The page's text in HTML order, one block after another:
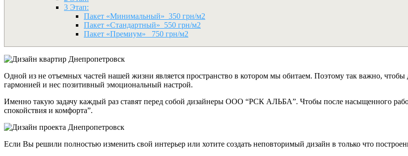
3 Этап:
Пакет «Минимальный» 350 грн/м2
Пакет «Стандартный» 550 грн/м2
Пакет «Премиум» 750 грн/м2
Одной из не отъемных частей нашей жизни является пространство в котором мы обитаем. Поэтому так важно,
гармонией и нес позитивный эмоциональный настрой.
Именно такую задачу каждый раз ставят перед собой дизайнеры ООО “РСК АЛЬБА”. Чтобы после насыщенного
спокойствия и комфорта”.
Если Вы решили полностью изменить свой интерьер или хотите создать неповторимый дизайн в только что